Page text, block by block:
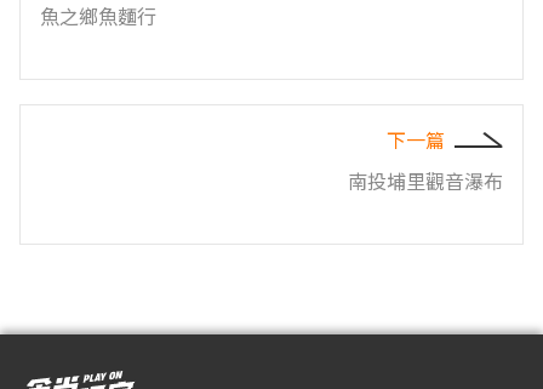
魚之鄉魚麵行
下一篇
南投埔里觀音瀑布